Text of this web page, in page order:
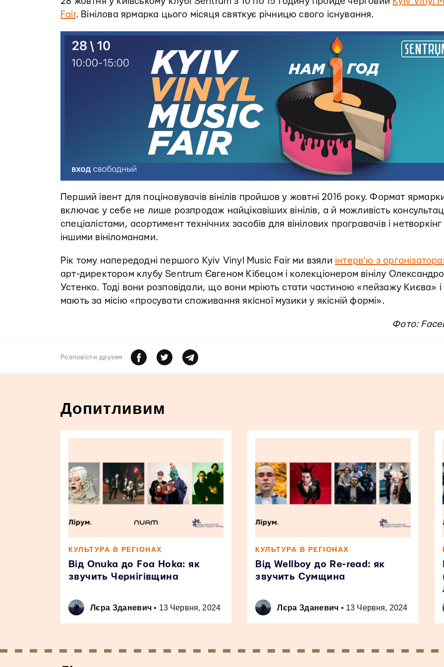
Fair. Вінілова ярмарка цього місяця святкує річницю свого існування.
Перший івент для поціновувачів вінілів пройшов у жовтні 2016 року. Формат
включає у себе не лише розпродаж найцікавіших вінілів, а й можливість
спеціалістами, асортимент технічних засобів для вінілових програвачів і нетворкінг
іншими вініломанами.
Рік тому напередодні першого Kyiv Vinyl Music Fair ми взяли інтерв’ю з
арт-директором клубу Sentrum Євгеном Кібецом і колекціонером вінілу
Устенко. Тоді вони розповідали, що вони мріють стати частиною «пейзажу Києва» і
мають за місію «просувати споживання якісної музики у якісній формі».
Фото:
Розповiсти друзям
Допитливим
КУЛЬТУРА В РЕГІОНАХ
Від Onuka до Foa Hoka: як
звучить Чернігівщина
Лєра Зданевич • 13 Червня, 2024
КУЛЬТУРА В РЕГІОНАХ
Від Wellboy до Re-read: як
звучить Сумщина
Лєра Зданевич • 13 Червня, 2024